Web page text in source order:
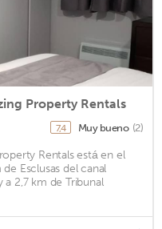
Property Rentals
7,4 Muy bueno (2)
Rentals está en el
Esclusas del canal
a 2,7 km de Tribunal